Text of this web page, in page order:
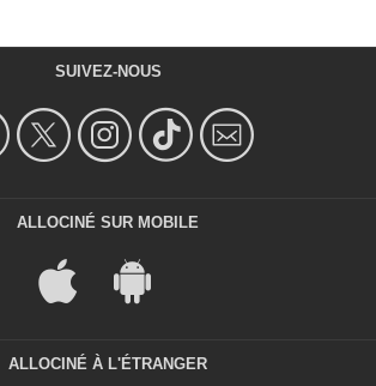
SUIVEZ-NOUS
ALLOCINÉ SUR MOBILE
ALLOCINÉ À L'ÉTRANGER